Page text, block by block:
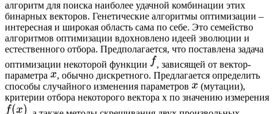
алгоритм для поиска наиболее удачной комбинации этих
бинарных векторов. Генетические алгоритмы оптимизации –
интересная и широкая область сама по себе. Это семейство
алгоритмов оптимизации вдохновлено идеей эволюции и
естественного отбора. Предполагается, что поставлена задача
оптимизации некоторой функции
, зависящей от вектор-
параметра
, обычно дискретного. Предлагается определить
способы случайного изменения параметров
(мутации),
критерии отбора некоторого вектора x по значению измерения